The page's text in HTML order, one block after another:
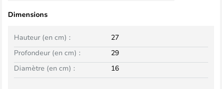
Dimensions
Hauteur (en cm) :
27
Profondeur (en cm) :
29
Diamètre (en cm) :
16